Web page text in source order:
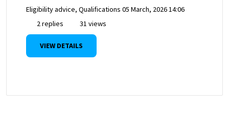
Eligibility advice, Qualifications 05 March, 2026 14:06
2 replies
31 views
VIEW DETAILS